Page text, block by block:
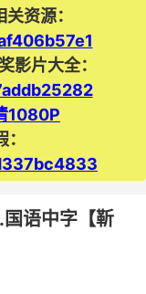
资源：
片大全：
1080P
语中字【靳